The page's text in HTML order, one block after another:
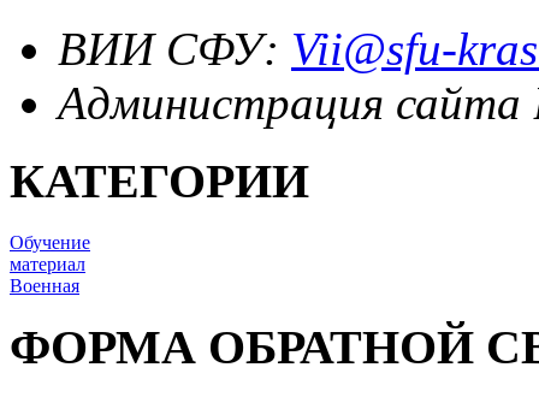
ВИИ СФУ: Vii@sfu-
Администрация
КАТЕГОРИИ
Обучение
материал
Военная
ФОРМА ОБРАТНОЙ